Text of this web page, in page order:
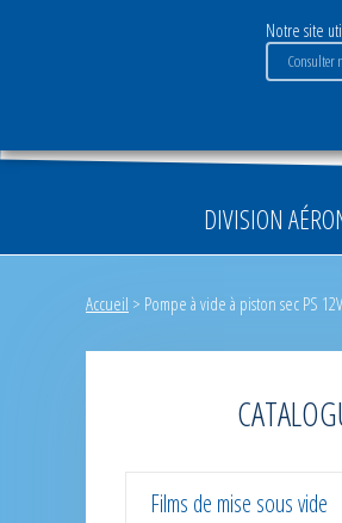
DIVISION
Accueil > Pompe à vide à piston sec PS
Films de mise sous vide
Notre site
Consulter